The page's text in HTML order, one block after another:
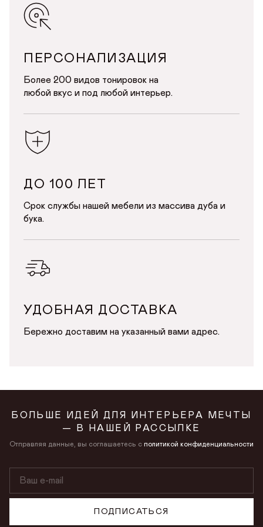
ПЕРСОНАЛИЗАЦИЯ
Более 200 видов тонировок на
любой вкус и под любой интерьер.
ДО 100 ЛЕТ
Срок службы нашей мебели из массива дуба и
бука.
УДОБНАЯ ДОСТАВКА
Бережно доставим на указанный вами адрес.
БОЛЬШЕ ИДЕЙ ДЛЯ ИНТЕРЬЕРА МЕЧТЫ
— В НАШЕЙ РАССЫЛКЕ
Отправляя данные, вы соглашаетесь с политикой конфиденциальности
ПОДПИСАТЬСЯ